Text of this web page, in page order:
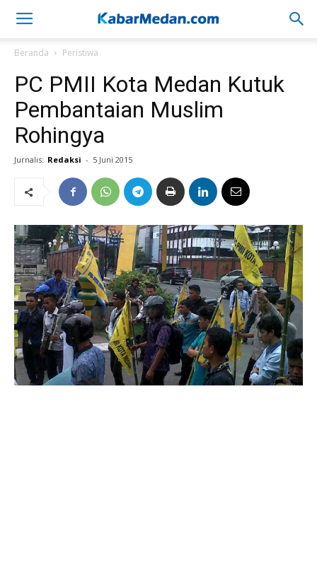
Beranda Peristiwa
PC PMII Kota Medan Kutuk
Pembantaian Muslim
Rohingya
Jurnalis: Redaksi - 5 Juni 2015